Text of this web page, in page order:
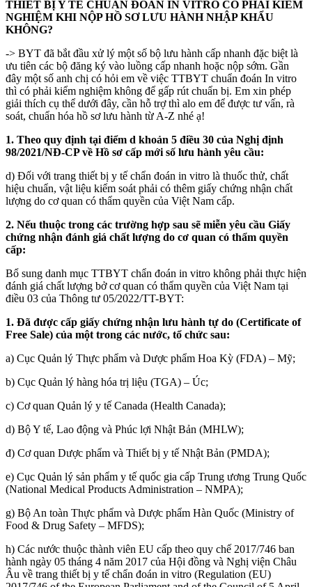
THIẾT BỊ Y TẾ CHUẨN ĐOÁN IN VITRO CÓ PHẢI KIỂM
NGHIỆM KHI NỘP HỒ SƠ LƯU HÀNH NHẬP KHẨU
KHÔNG?
-> BYT đã bắt đầu xử lý một số bộ lưu hành cấp nhanh đặc biệt là
ưu tiên các bộ đăng ký vào luồng cấp nhanh hoặc nộp sớm. Gần
đây một số anh chị có hỏi em về việc TTBYT chuẩn đoán In vitro
thì có phải kiểm nghiệm không để gấp rút chuẩn bị. Em xin phép
giải thích cụ thể dưới đây, cần hỗ trợ thì alo em để được tư vấn, rà
soát, chuẩn hóa hồ sơ lưu hành từ A-Z nhé ạ!
1. Theo quy định tại điểm d khoản 5 điều 30 của Nghị định
98/2021/NĐ-CP về Hồ sơ cấp mới số lưu hành yêu cầu:
d) Đối với trang thiết bị y tế chẩn đoán in vitro là thuốc thử, chất
hiệu chuẩn, vật liệu kiểm soát phải có thêm giấy chứng nhận chất
lượng do cơ quan có thẩm quyền của Việt Nam cấp.
2. Nếu thuộc trong các trường hợp sau sẽ miễn yêu cầu Giấy
chứng nhận đánh giá chất lượng do cơ quan có thẩm quyền
cấp:
Bổ sung danh mục TTBYT chẩn đoán in vitro không phải thực hiện
đánh giá chất lượng bở cơ quan có thẩm quyền của Việt Nam tại
điều 03 của Thông tư 05/2022/TT-BYT:
1. Đã được cấp giấy chứng nhận lưu hành tự do (Certificate of
Free Sale) của một trong các nước, tổ chức sau:
a) Cục Quản lý Thực phẩm và Dược phẩm Hoa Kỳ (FDA) – Mỹ;
b) Cục Quản lý hàng hóa trị liệu (TGA) – Úc;
c) Cơ quan Quản lý y tế Canada (Health Canada);
d) Bộ Y tế, Lao động và Phúc lợi Nhật Bản (MHLW);
đ) Cơ quan Dược phẩm và Thiết bị y tế Nhật Bản (PMDA);
e) Cục Quản lý sản phẩm y tế quốc gia cấp Trung ương Trung Quốc
(National Medical Products Administration – NMPA);
g) Bộ An toàn Thực phẩm và Dược phẩm Hàn Quốc (Ministry of
Food & Drug Safety – MFDS);
h) Các nước thuộc thành viên EU cấp theo quy chế 2017/746 ban
hành ngày 05 tháng 4 năm 2017 của Hội đồng và Nghị viện Châu
Âu về trang thiết bị y tế chẩn đoán in vitro (Regulation (EU)